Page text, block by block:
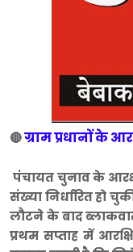
🔴ग्राम प्रधानों के
पंचायत चुनाव के
संख्या निर्धारित हो
लौटने के बाद
प्रथम सप्ताह में